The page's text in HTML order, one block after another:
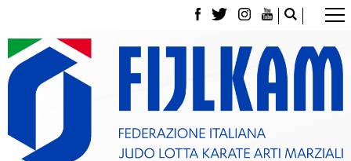
La Federazione
Tesseramento
Contatti
Norme e modulistica Affiliazioni e Tesseramenti
Classifica Società Sportive con più di 100 atleti
tesserati